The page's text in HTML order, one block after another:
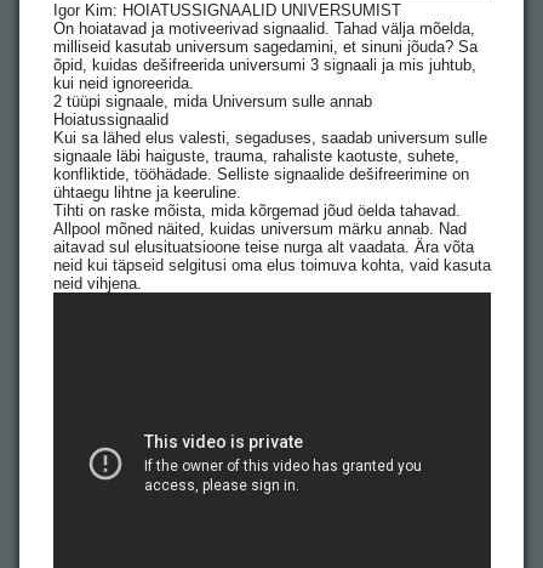
Igor Kim: HOIATUSSIGNAALID UNIVERSUMIST
On hoiatavad ja motiveerivad signaalid. Tahad välja mõelda,
milliseid kasutab universum sagedamini, et sinuni jõuda? Sa
õpid, kuidas dešifreerida universumi 3 signaali ja mis juhtub,
kui neid ignoreerida.
2 tüüpi signaale, mida Universum sulle annab
Hoiatussignaalid
Kui sa lähed elus valesti, segaduses, saadab universum sulle
signaale läbi haiguste, trauma, rahaliste kaotuste, suhete,
konfliktide, tööhädade. Selliste signaalide dešifreerimine on
ühtaegu lihtne ja keeruline.
Tihti on raske mõista, mida kõrgemad jõud öelda tahavad.
Allpool mõned näited, kuidas universum märku annab. Nad
aitavad sul elusituatsioone teise nurga alt vaadata. Ära võta
neid kui täpseid selgitusi oma elus toimuva kohta, vaid kasuta
neid vihjena.